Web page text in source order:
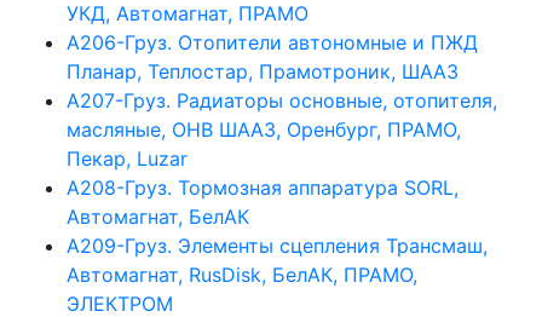
УКД, Автомагнат, ПРАМО
А206-Груз. Отопители автономные и ПЖД
Планар, Теплостар, Прамотроник, ШААЗ
А207-Груз. Радиаторы основные, отопителя,
масляные, ОНВ ШААЗ, Оренбург, ПРАМО,
Пекар, Luzar
А208-Груз. Тормозная аппаратура SORL,
Автомагнат, БелАК
А209-Груз. Элементы сцепления Трансмаш,
Автомагнат, RusDisk, БелАК, ПРАМО,
ЭЛЕКТРОМ